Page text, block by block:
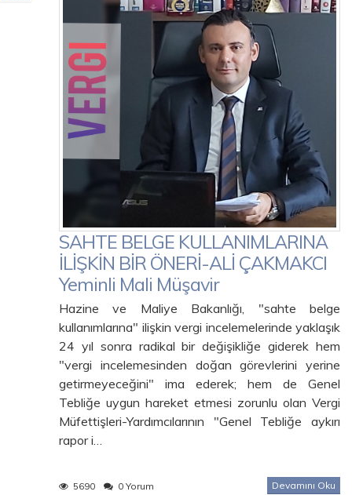
SAHTE BELGE KULLANIMLARINA
İLİŞKİN BİR ÖNERİ-ALİ ÇAKMAKCI
Yeminli Mali Müşavir
Hazine ve Maliye Bakanlığı, "sahte belge
kullanımlarına" ilişkin vergi incelemelerinde yaklaşık
24 yıl sonra radikal bir değişikliğe giderek hem
"vergi incelemesinden doğan görevlerini yerine
getirmeyeceğini" ima ederek; hem de Genel
Tebliğe uygun hareket etmesi zorunlu olan Vergi
Müfettişleri-Yardımcılarının "Genel Tebliğe aykırı
rapor i…
5690 0 Yorum Devamını Oku